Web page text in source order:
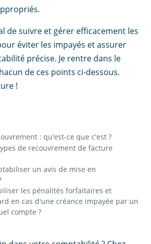
de suivre et gérer efficacement les
éviter les impayés et assurer
précise. Je rentre dans le
de ces points ci-dessous.
!
: qu'est-ce que c'est ?
de recouvrement de facture
un avis de mise en
les pénalités forfaitaires et
en cas d'une créance impayée par un
compte ?